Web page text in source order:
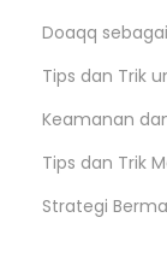
Doaqq
Tips dan Trik
Keamanan
Tips dan Trik
Strategi